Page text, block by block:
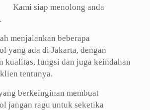
Kami siap menolong anda
menjalankan beberapa
yang ada di Jakarta, dengan
kualitas, fungsi dan juga keindahan
tentunya.
berkeinginan membuat
jangan ragu untuk seketika